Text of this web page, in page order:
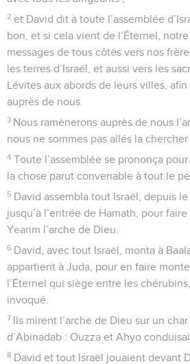
2 et David dit à toute l’assemblée
bon, et si cela vient de l’Éternel,
messages de tous côtés vers nos
les terres d’Israël, et aussi vers les
Lévites aux abords de leurs villes, afin
auprès de nous.
3 Nous ramènerons auprès de nous
nous ne sommes pas allés la chercher
4 Toute l’assemblée se prononça
la chose parut convenable à tout le
5 David assembla tout Israël, depuis le
jusqu’à l’entrée de Hamath, pour
Yearim l’arche de Dieu.
6 David, avec tout Israël, monta à
appartient à Juda, pour en faire
l’Éternel qui siège entre les
invoqué.
7 Ils mirent l’arche de Dieu sur un
d’Abinadab : Ouzza et Ahyo
8 David et tout Israël jouaient devant